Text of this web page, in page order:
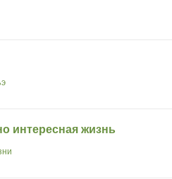
интересная жизнь